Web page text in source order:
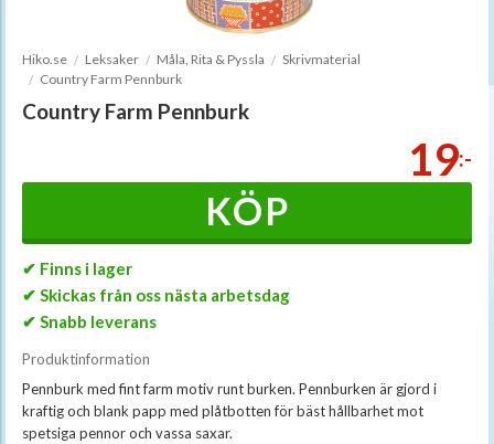
Hiko.se Leksaker Måla, Rita & Pyssla
Skrivmaterial
Country Farm Pennburk
Country Farm Pennburk
19:-
KÖP
✔ Finns i lager
✔ Skickas från oss nästa arbetsdag
✔ Snabb leverans
Produktinformation
Pennburk med fint farm motiv runt burken. Pennburken är gjord i
kraftig och blank papp med plåtbotten för bäst hållbarhet mot
spetsiga pennor och vassa saxar.